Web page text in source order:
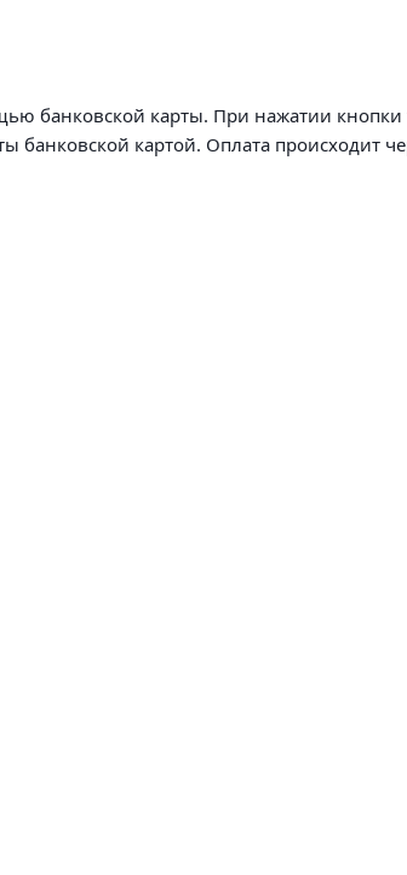
банковской карты. При нажатии кнопки
банковской картой. Оплата происходит